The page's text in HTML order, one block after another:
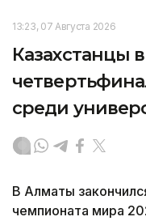
13:23, 07 Августа 2026
Казахстанцы
среди
В Алматы
чемпионата мира